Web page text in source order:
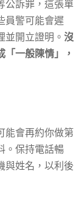
公訴罪，這張單
員警可能會遲
開立證明。 沒
一般陳情」，
能會再約你做第
。保持電話暢
與姓名，以利後